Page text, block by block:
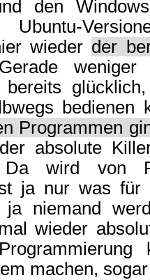
den
wieder der
weniger
bedienen
Programmen
absolute
Da wird von
ja nur was für
niemand
wieder
machen,